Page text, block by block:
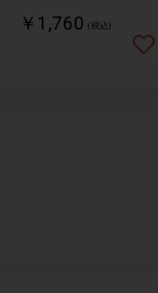
￥1,760 (税込)